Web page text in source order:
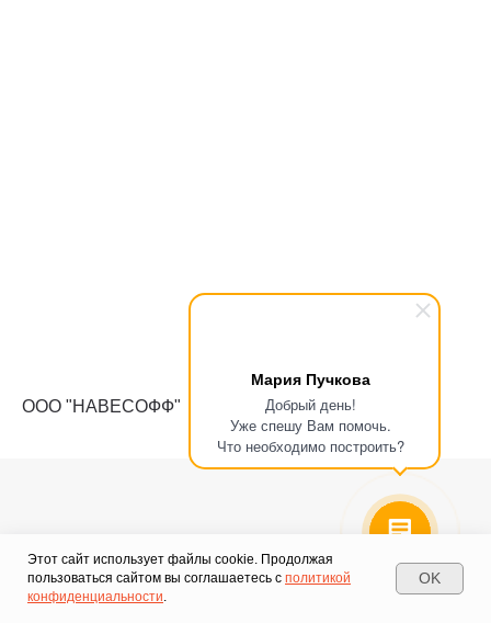
Мария Пучкова
Добрый день!
Уже спешу Вам помочь.
Что необходимо построить?
ООО "НАВЕСОФФ"
Почему заказывать нужно
Этот сайт использует файлы cookie. Продолжая
пользоваться сайтом вы соглашаетесь с политикой
конфиденциальности.
OK